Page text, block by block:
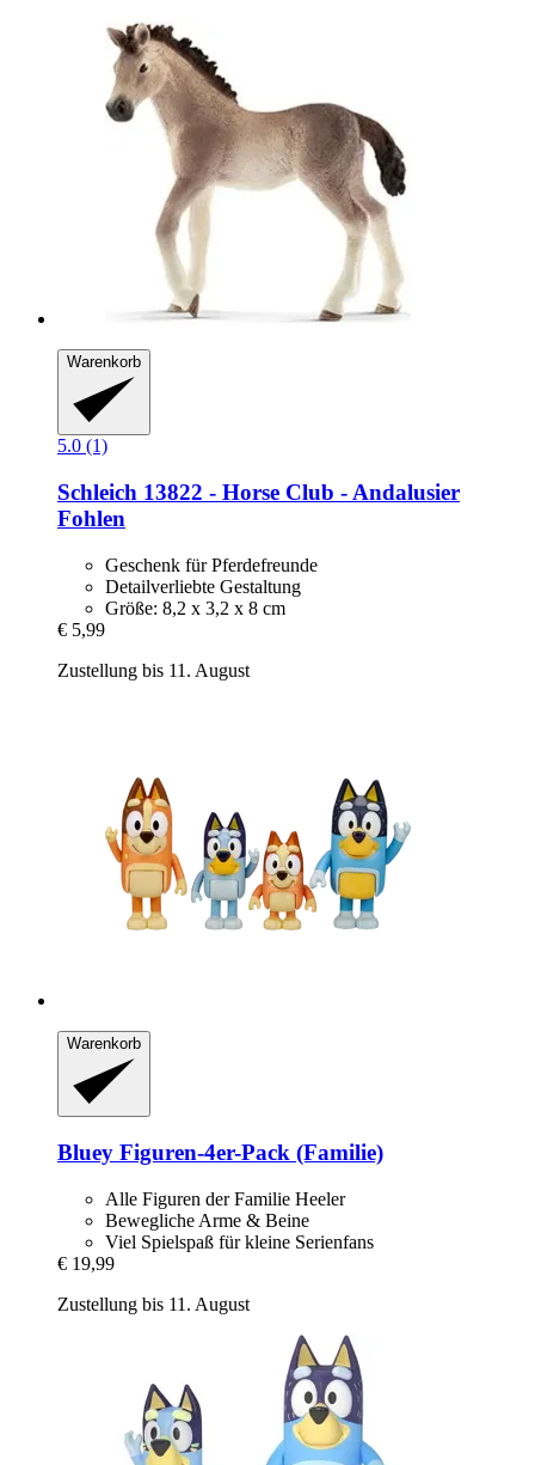
Warenkorb
5.0 (1)
Schleich 13822 -​ Horse Club -​ Andalusier
Fohlen
Geschenk für Pferdefreunde
Detailverliebte Gestaltung
Größe: 8,2 x 3,2 x 8 cm
€ 5,99
Zustellung bis 11. August
Warenkorb
Bluey Figuren-​4er-​Pack (Familie)
Alle Figuren der Familie Heeler
Bewegliche Arme & Beine
Viel Spielspaß für kleine Serienfans
€ 19,99
Zustellung bis 11. August